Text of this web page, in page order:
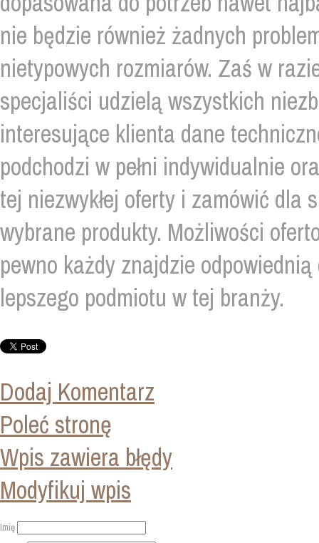
nie będzie również żadnych
nietypowych rozmiarów. Zaś w
specjaliści udzielą wszystkich
interesujące klienta dane
podchodzi w pełni indywidualnie
tej niezwykłej oferty i zamówić dla
wybrane produkty. Możliwości
pewno każdy znajdzie
lepszego podmiotu w tej branży.
Dodaj Komentarz
Poleć stronę
Wpis zawiera błędy
Modyfikuj wpis
Imię